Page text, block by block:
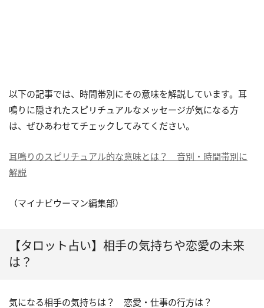
以下の記事では、時間帯別にその意味を解説しています。耳
鳴りに隠されたスピリチュアルなメッセージが気になる方
は、ぜひあわせてチェックしてみてください。
耳鳴りのスピリチュアル的な意味とは？ 音別・時間帯別に
解説
（マイナビウーマン編集部）
【タロット占い】相手の気持ちや恋愛の未来
は？
気になる相手の気持ちは？ 恋愛・仕事の行方は？